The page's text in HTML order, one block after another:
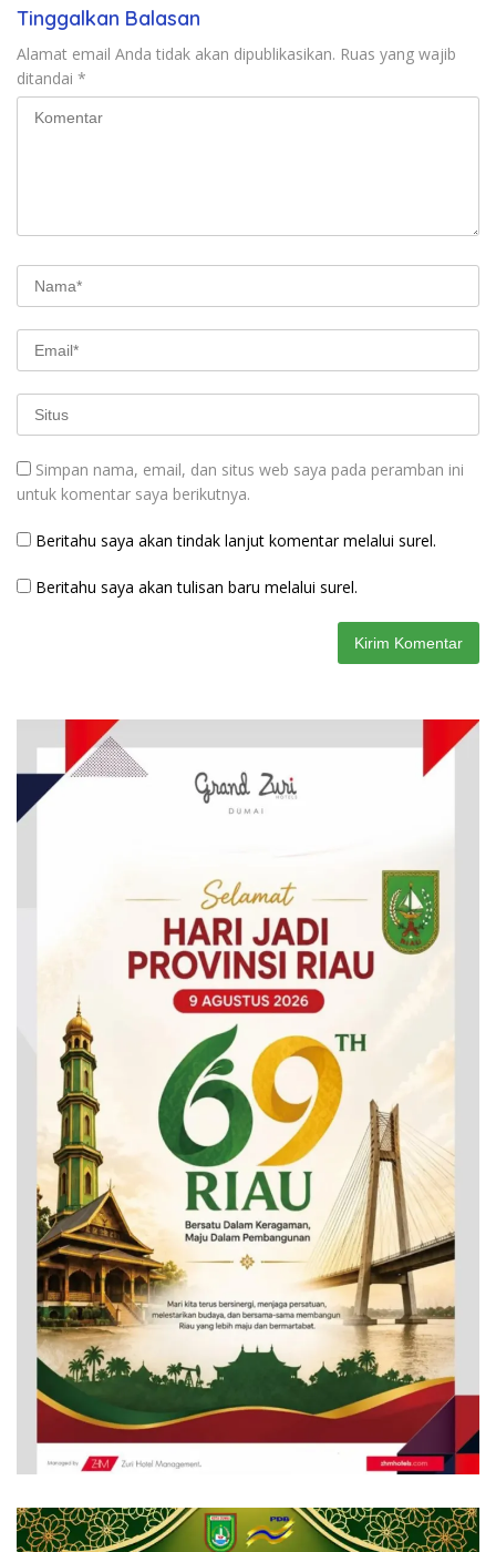
Tinggalkan Balasan
Alamat email Anda tidak akan dipublikasikan. Ruas yang wajib
ditandai *
Simpan nama, email, dan situs web saya pada peramban ini
untuk komentar saya berikutnya.
Beritahu saya akan tindak lanjut komentar melalui surel.
Beritahu saya akan tulisan baru melalui surel.